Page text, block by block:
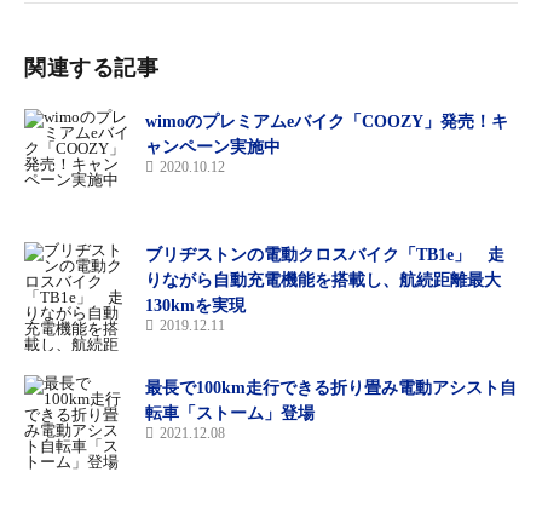
ディープブラウン
関連する記事
wimoのプレミアムeバイク「COOZY」発売！キ
ャンペーン実施中
2020.10.12
ブリヂストンの電動クロスバイク「TB1e」 走
りながら自動充電機能を搭載し、航続距離最大
130kmを実現
2019.12.11
最長で100km走行できる折り畳み電動アシスト自
転車「ストーム」登場
2021.12.08